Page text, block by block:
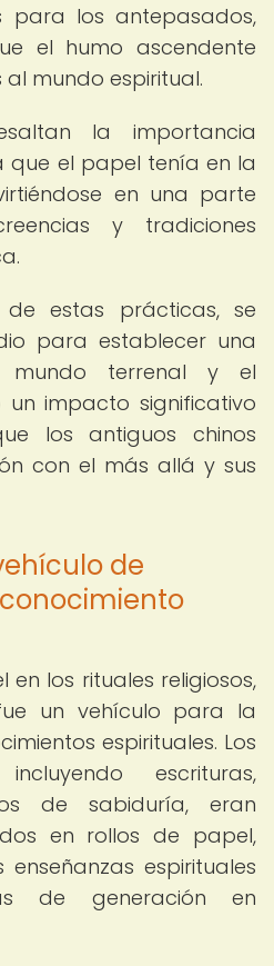
para los antepasados,
el humo ascendente
mundo espiritual.
la importancia
que el papel tenía en la
en una parte
y tradiciones
estas prácticas, se
para establecer una
mundo terrenal y el
un impacto significativo
los antiguos chinos
con el más allá y sus
de
los rituales religiosos,
un vehículo para la
espirituales. Los
escrituras,
de sabiduría, eran
en rollos de papel,
espirituales
de generación en